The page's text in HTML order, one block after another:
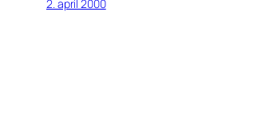
2. april 2000